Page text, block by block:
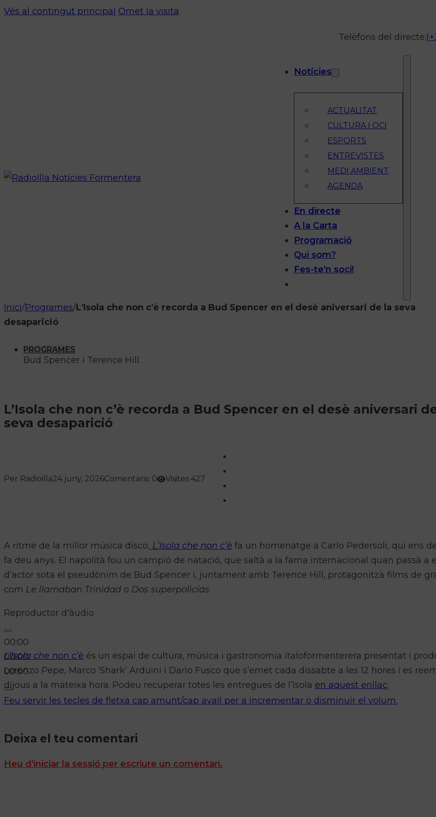
Vés al contingut principal Omet la visita
Telèfons del directe:
Notícies
ACTUALITAT
CULTURA I OCI
ESPORTS
ENTREVISTES
MEDI AMBIENT
AGENDA
En directe
A la Carta
Programació
Qui som?
Fes-te'n soci!
Inici/Programes/L'Isola che non c'è recorda a Bud Spencer en el desè aniversari de la seva
desaparició
Bud Spencer i Terence Hill.
PROGRAMES
L’Isola che non c’è recorda a Bud Spencer en el desè aniversari
seva desaparició
Per Radioilla24 juny, 2026Comentaris: 0 Visites 427
A ritme de la millor música disco, L’Isola che non c’è fa un homenatge a Carlo Pedersoli, qui ens
fa deu anys. El napolità fou un campió de natació, que saltà a la fama internacional quan passà a
d’actor sota el pseudònim de Bud Spencer i, juntament amb Terence Hill, protagonitzà films de
com Le llamaban Trinidad o Dos superpolicías.
Reproductor d'àudio
00:00
00:00
00:00
Feu servir les tecles de fletxa cap amunt/cap avall per a incrementar o disminuir el volum.
L’Isola che non c’è és un espai de cultura, música i gastronomia italoformenterera presentat i
Lorenzo Pepe, Marco ‘Shark’ Arduini i Dario Fusco que s’emet cada dissabte a les 12 hores i es
dijous a la mateixa hora. Podeu recuperar totes les entregues de l’Isola en aquest enllaç.
Deixa el teu comentari
Heu d'iniciar la sessió per escriure un comentari.